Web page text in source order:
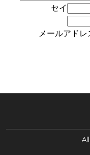
セイ
メールアドレ